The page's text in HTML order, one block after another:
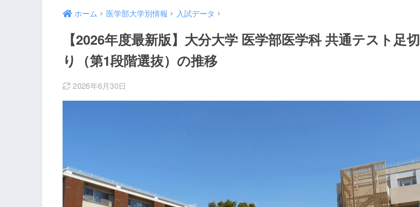
ホーム 医学部大学別情報 入試データ
【2026年度最新版】大分大学 医学部医学科 共通テスト足切
り（第1段階選抜）の推移
2026年6月30日